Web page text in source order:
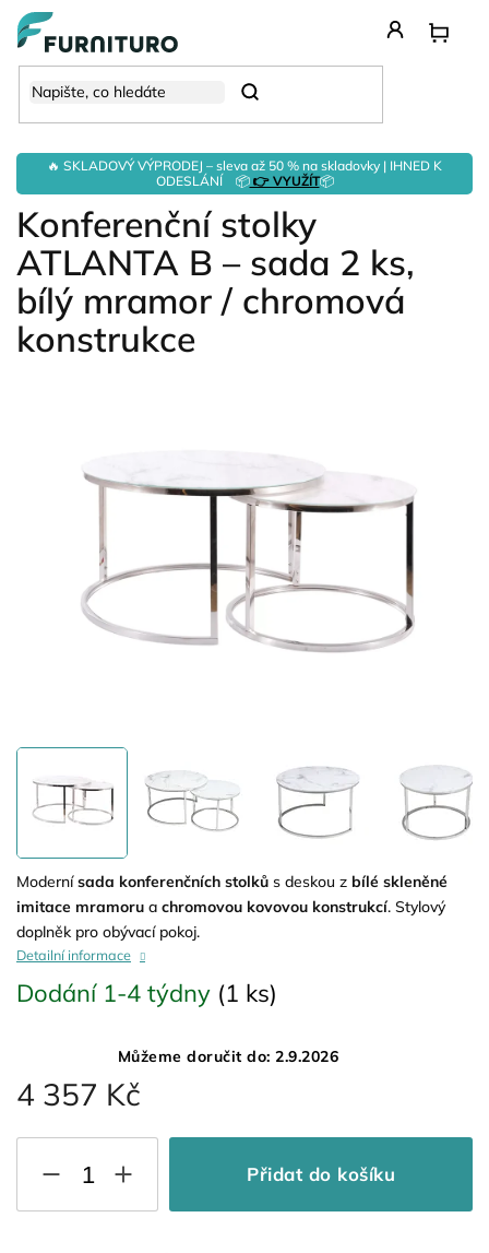
Přejít
obsah
🔥 SKLADOVÝ VÝPRODEJ – sleva až 50 % na skladovky | IHNED K
ODESLÁNÍ 📦👉 VYUŽÍT📦
Hledat
Konferenční stolky
ATLANTA B – sada 2 ks,
bílý mramor / chromová
konstrukce
4 357 Kč
Dodání 1-4 týdny (1 ks)
Můžeme doručit do: 2.9.2026
Přidat do košíku
Modernísada konferenčních stolků s deskou z bílé skleněné
imitace mramoru a chromovou kovovou konstrukcí. Stylový
doplněk pro obývací pokoj.
Detailní informace